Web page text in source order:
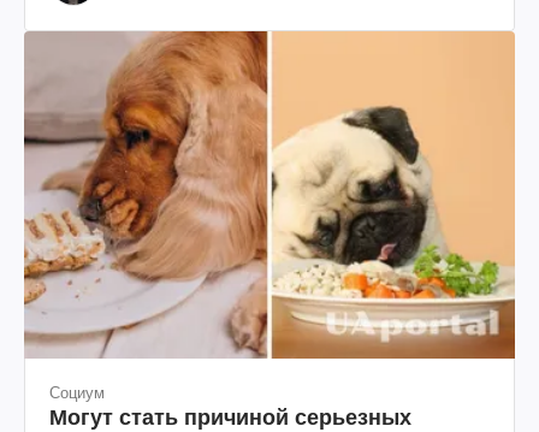
Социум
Могут стать причиной серьезных